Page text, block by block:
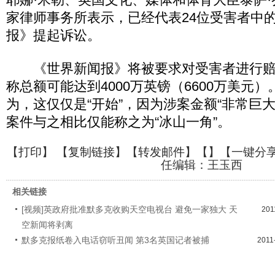
家律师事务所表示，已经代表24位受害者中
报》提起诉讼。
《世界新闻报》将被要求对受害者进行
称总额可能达到4000万英镑（6600万美元）
为，这仅仅是“开始”，因为涉案金额“非常巨
案件与之相比仅能称之为“冰山一角”。
【打印】 【复制链接】【转发邮件】【 】
【一键分
任编辑：王玉西
相关链接
[视频]英政府批准默多克收购天空电视台 避免一家独大 天
空新闻将剥离
默多克报纸卷入电话窃听丑闻 第3名英国记者被捕